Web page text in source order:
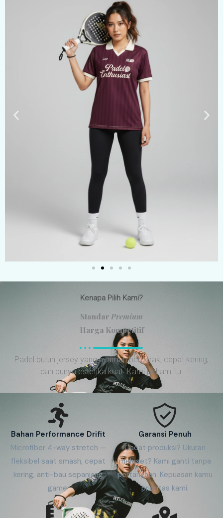
Kenapa Pilih Kami?
Standar Premium
Harga Kompetitif
Padel butuh jersey yang nyaman bergerak, cepat kering,
dan punya estetika kuat. Kami paham itu.
Bahan Performance Drifit
Microfiber 4-way stretch —
fleksibel saat smash, cepat
kering, anti-bau sepanjang
game.
Garansi Penuh
Cacat produksi? Ukuran
meleset? Kami ganti tanpa
pertanyaan. Kepuasan kamu
prioritas kami.